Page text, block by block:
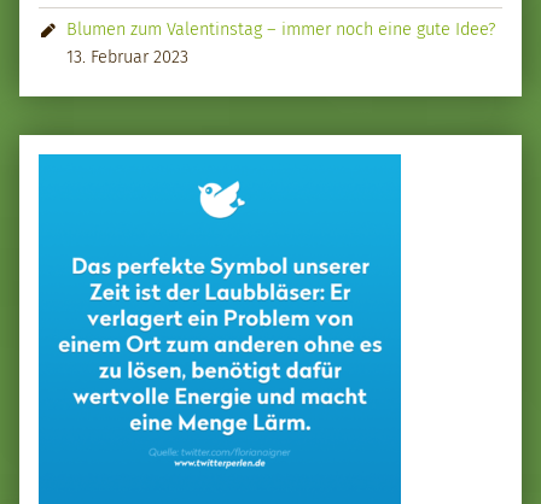
Blumen zum Valentinstag – immer noch eine gute Idee?
13. Februar 2023